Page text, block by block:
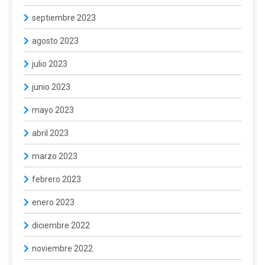
septiembre 2023
agosto 2023
julio 2023
junio 2023
mayo 2023
abril 2023
marzo 2023
febrero 2023
enero 2023
diciembre 2022
noviembre 2022